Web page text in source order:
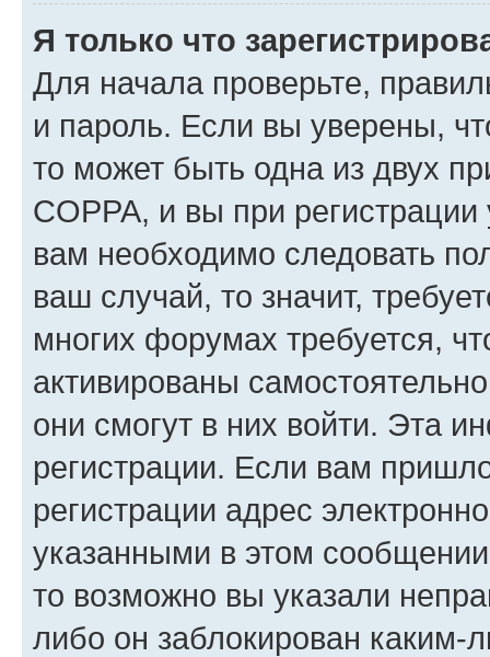
Я только что
Для начала проверьте,
и пароль. Если вы уверены,
то может быть одна из двух
COPPA, и вы при
вам необходимо следовать
ваш случай, то значит,
многих форумах требуется,
активированы
они смогут в них войти. Эта
регистрации. Если вам
регистрации адрес
указанными в этом
то возможно вы указали
либо он заблокирован